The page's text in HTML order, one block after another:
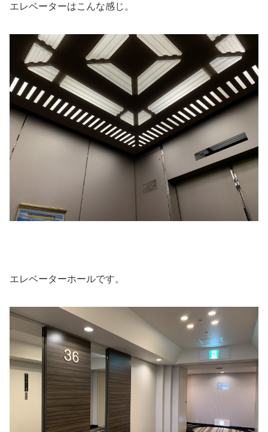
エレベーターはこんな感じ。
エレベーターホールです。